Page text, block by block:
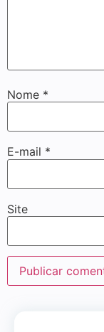
Nome *
E-mail *
Site